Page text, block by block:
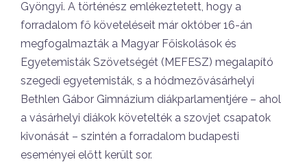
Gyöngyi. A történész emlékeztetett, hogy a
forradalom fő követeléseit már október 16-án
megfogalmazták a Magyar Főiskolások és
Egyetemisták Szövetségét (MEFESZ) megalapító
szegedi egyetemisták, s a hódmezővásárhelyi
Bethlen Gábor Gimnázium diákparlamentjére – ahol
a vásárhelyi diákok követelték a szovjet csapatok
kivonását – szintén a forradalom budapesti
eseményei előtt került sor.